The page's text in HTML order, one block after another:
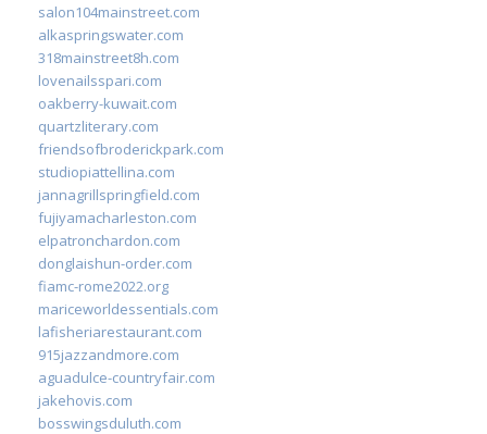
salon104mainstreet.com
alkaspringswater.com
318mainstreet8h.com
lovenailsspari.com
oakberry-kuwait.com
quartzliterary.com
friendsofbroderickpark.com
studiopiattellina.com
jannagrillspringfield.com
fujiyamacharleston.com
elpatronchardon.com
donglaishun-order.com
fiamc-rome2022.org
mariceworldessentials.com
lafisheriarestaurant.com
915jazzandmore.com
aguadulce-countryfair.com
jakehovis.com
bosswingsduluth.com